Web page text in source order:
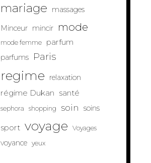
mariage massages
Minceur mincir mode
mode femme parfum
parfums Paris
regime relaxation
régime Dukan santé
sephora shopping soin soins
sport voyage Voyages
voyance yeux